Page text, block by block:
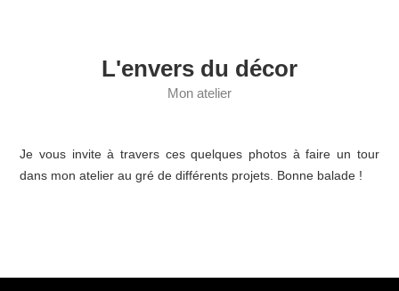
L'envers du décor
Mon atelier
Je vous invite à travers ces quelques photos à faire un tour
dans mon atelier au gré de différents projets. Bonne balade !